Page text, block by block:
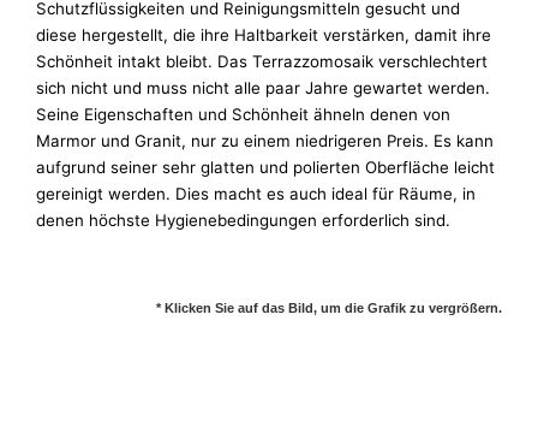
Schutzflüssigkeiten und Reinigungsmitteln gesucht und
diese hergestellt, die ihre Haltbarkeit verstärken, damit ihre
Schönheit intakt bleibt. Das Terrazzomosaik verschlechtert
sich nicht und muss nicht alle paar Jahre gewartet werden.
Seine Eigenschaften und Schönheit ähneln denen von
Marmor und Granit, nur zu einem niedrigeren Preis. Es kann
aufgrund seiner sehr glatten und polierten Oberfläche leicht
gereinigt werden. Dies macht es auch ideal für Räume, in
denen höchste Hygienebedingungen erforderlich sind.
* Klicken Sie auf das Bild, um die Grafik zu vergrößern.